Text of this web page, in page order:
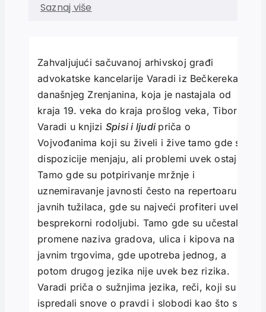
Saznaj više
Zahvaljujući sačuvanoj arhivskoj građi
advokatske kancelarije Varadi iz Bečkereka,
današnjeg Zrenjanina, koja je nastajala od
kraja 19. veka do kraja prošlog veka, Tibor
Varadi u knjizi Spisi i ljudi priča o
Vojvođanima koji su živeli i žive tamo gde se
dispozicije menjaju, ali problemi uvek ostaju.
Tamo gde su potpirivanje mržnje i
uznemiravanje javnosti često na repertoaru
javnih tužilaca, gde su najveći profiteri uvek
besprekorni rodoljubi. Tamo gde su učestale
promene naziva gradova, ulica i kipova na
javnim trgovima, gde upotreba jednog, a
potom drugog jezika nije uvek bez rizika.
Varadi priča o sužnjima jezika, reči, koji su
ispredali snove o pravdi i slobodi kao što se